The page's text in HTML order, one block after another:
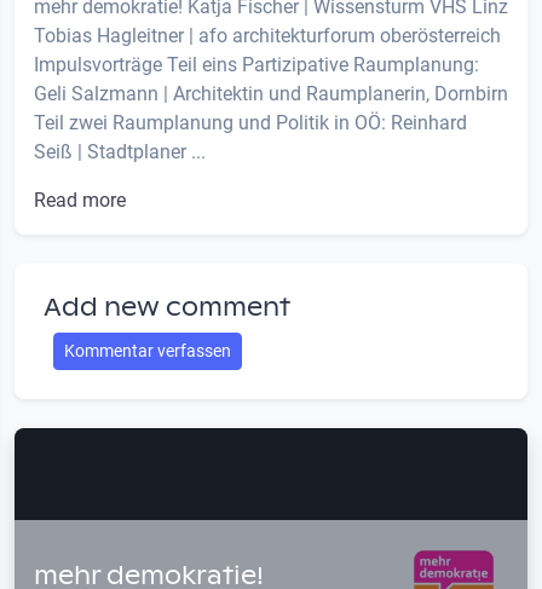
mehr demokratie! Katja Fischer | Wissensturm VHS Linz
Tobias Hagleitner | afo architekturforum oberösterreich
Impulsvorträge Teil eins Partizipative Raumplanung:
Geli Salzmann | Architektin und Raumplanerin, Dornbirn
Teil zwei Raumplanung und Politik in OÖ: Reinhard
Seiß | Stadtplaner ...
Read more
Add new comment
Kommentar verfassen
mehr demokratie!